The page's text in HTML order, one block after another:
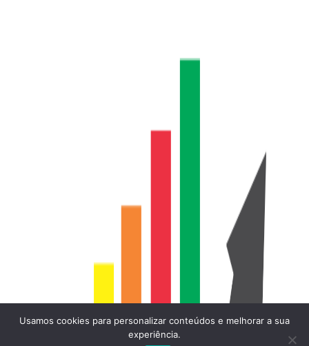
Usamos cookies para personalizar conteúdos e melhorar a sua
experiência.